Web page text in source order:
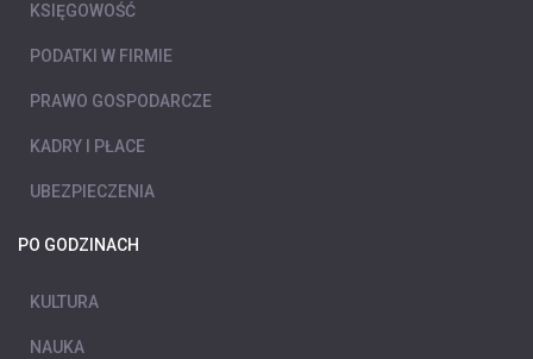
KSIĘGOWOŚĆ
PODATKI W FIRMIE
PRAWO GOSPODARCZE
KADRY I PŁACE
UBEZPIECZENIA
PO GODZINACH
KULTURA
NAUKA